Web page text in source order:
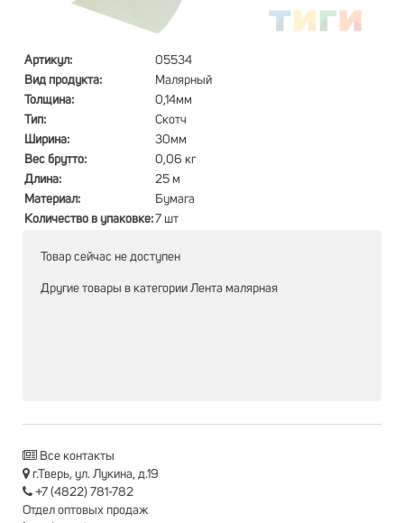
Артикул:
05534
Вид продукта:
Малярный
Толщина:
0,14мм
Тип:
Скотч
Ширина:
30мм
Вес брутто:
0,06 кг
Длина:
25 м
Материал:
Бумага
Количество в упаковке:7 шт
Товар сейчас не доступен
Другие товары в категории Лента малярная
Все контакты
г.Тверь, ул. Лукина, д.19
+7 (4822) 781-782
Отдел оптовых продаж